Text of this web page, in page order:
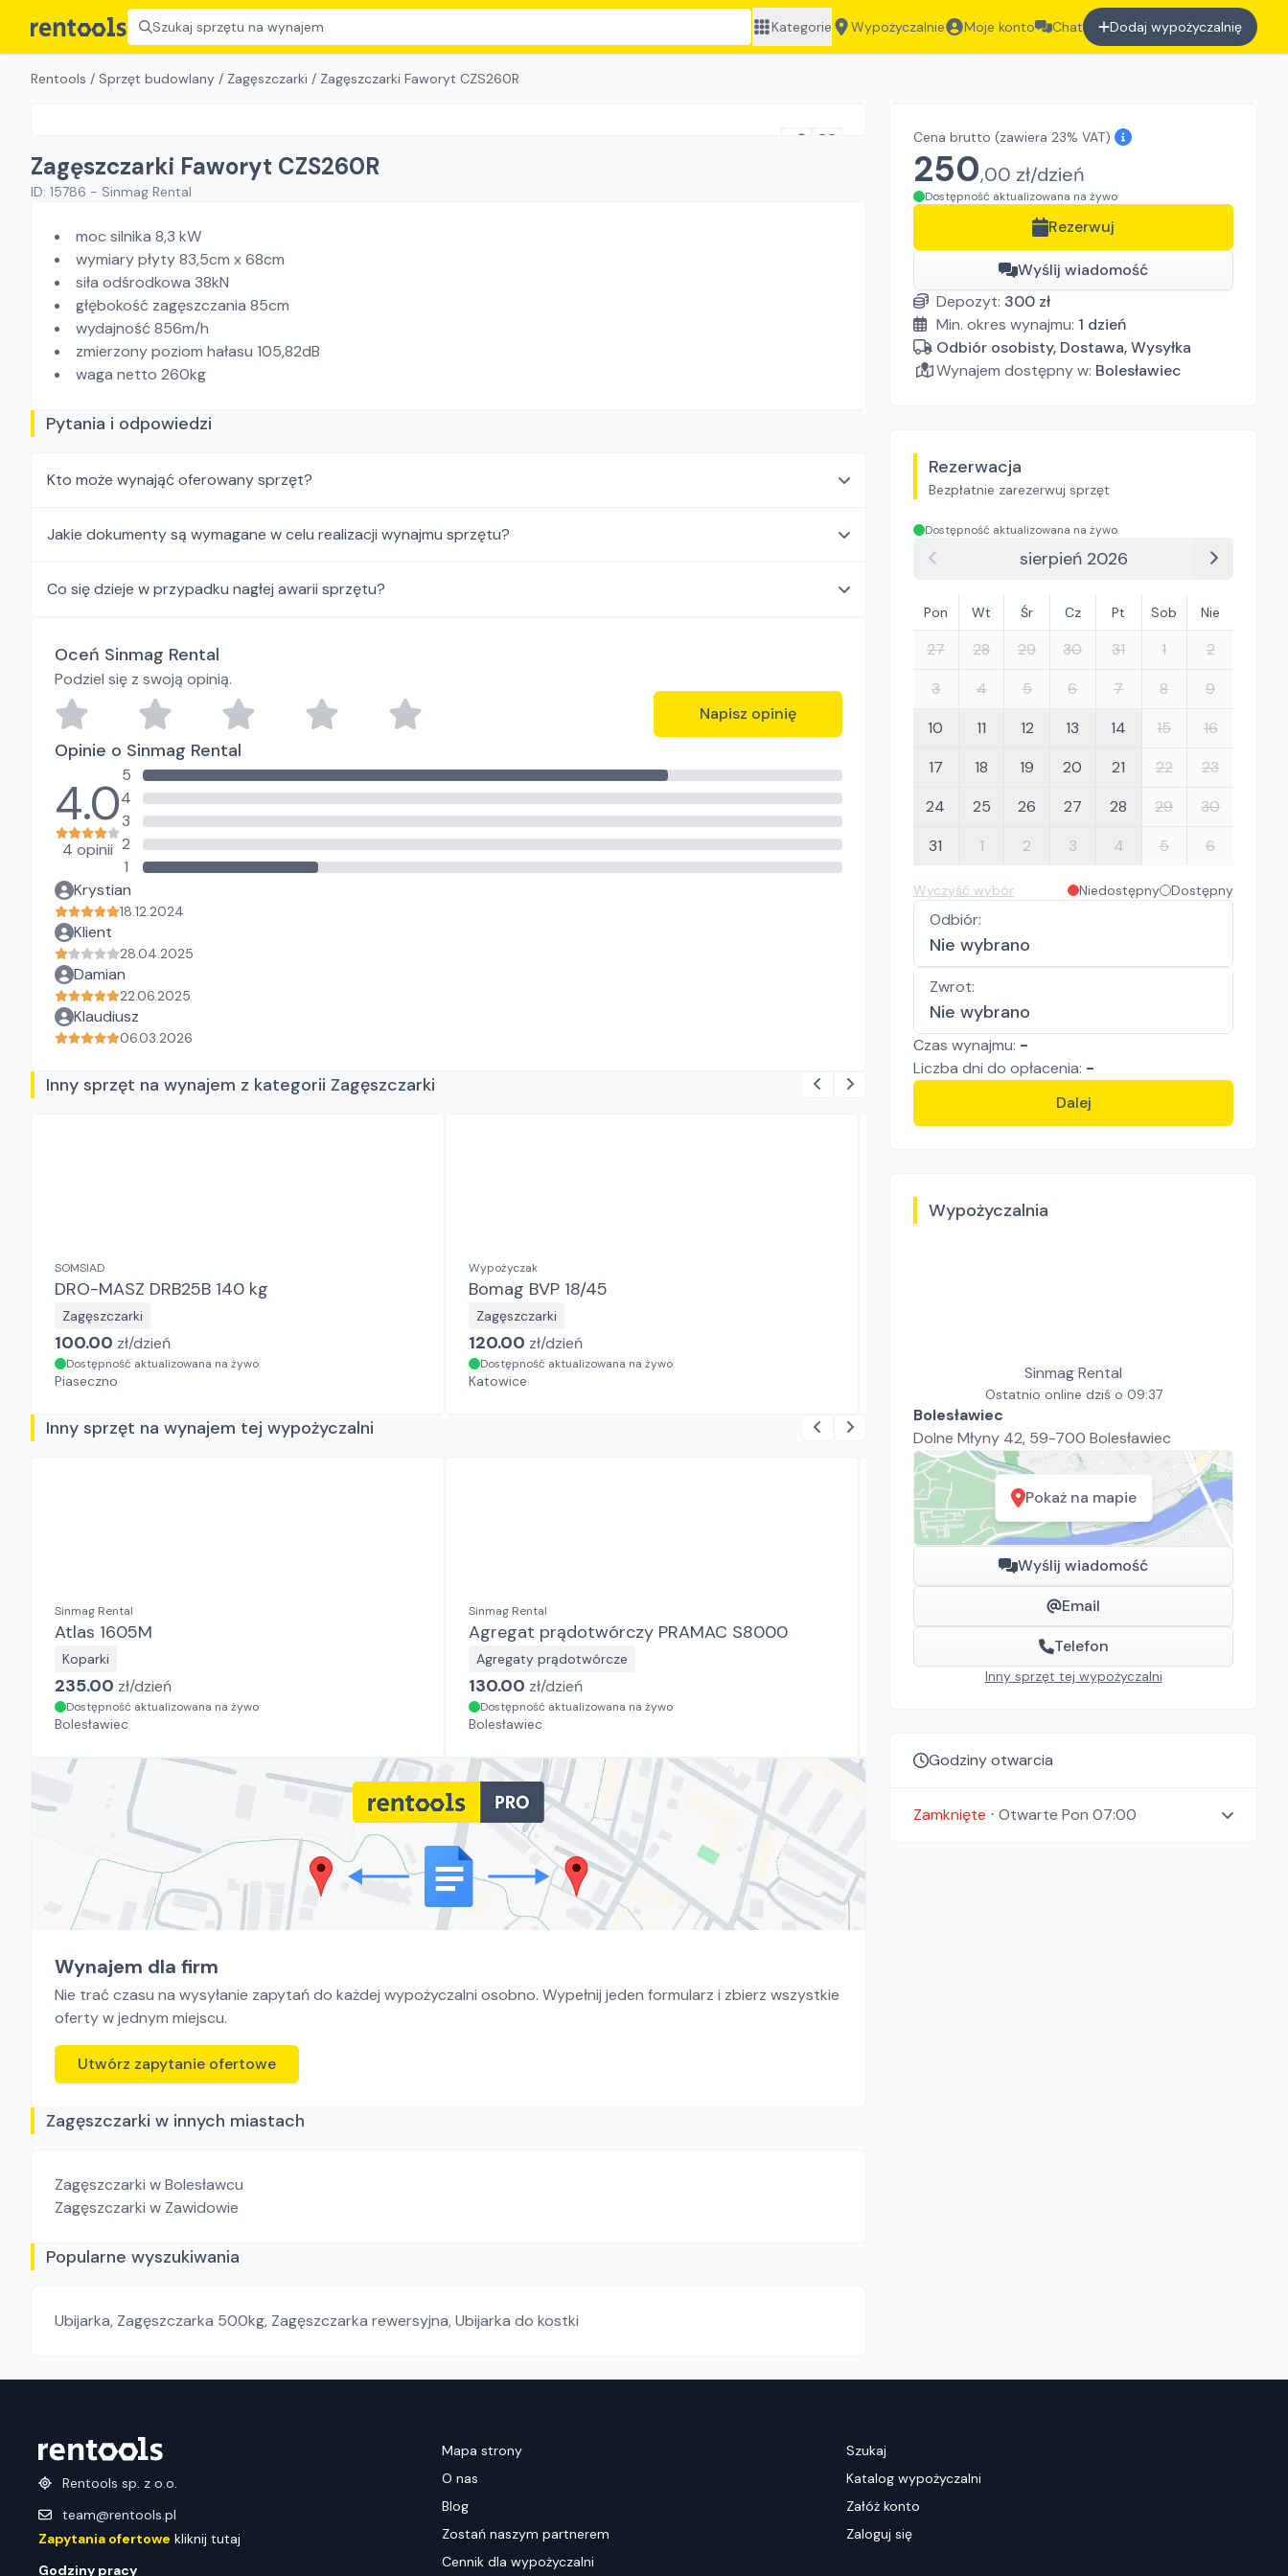
Szukaj sprzętu na wynajem Kategorie Wypożyczalnie Moje konto Chat Dodaj wypożyczalnię
Rentools / Sprzęt budowlany / Zagęszczarki / Zagęszczarki Faworyt CZS260R
Zagęszczarki Faworyt CZS260R
ID: 15786 - Sinmag Rental
Cena brutto (zawiera 23% VAT)
250,00 zł/dzień
Dostępność aktualizowana na żywo
Rezerwuj
Wyślij wiadomość
Depozyt: 300 zł
Min. okres wynajmu: 1 dzień
Odbiór osobisty, Dostawa, Wysyłka
Wynajem dostępny w: Bolesławiec
Rezerwacja
Bezpłatnie zarezerwuj sprzęt
Dostępność aktualizowana na żywo
sierpień 2026
Pon Wt Śr Cz Pt Sob Nie
27 28 29 30 31 1
2
3
4 5 6 7 8
9
10
11 12 13 14 15
16
17
18 19 20 21 22
23
24
25 26 27 28 29
30
31
1 2 3 4 5 6
Wyczyść wybór Niedostępny Dostępny
Odbiór:
Nie wybrano
Zwrot:
Nie wybrano
Czas wynajmu: -
Liczba dni do opłacenia: -
Dalej
Wypożyczalnia
Sinmag Rental
Ostatnio online dziś o 09:37
Bolesławiec
Dolne Młyny 42, 59-700 Bolesławiec
Pokaż na mapie
Wyślij wiadomość
Email
Telefon
Inny sprzęt tej wypożyczalni
Godziny otwarcia
Zamknięte ⋅ Otwarte Pon 07:00
moc silnika 8,3 kW
wymiary płyty 83,5cm x 68cm
siła odśrodkowa 38kN
głębokość zagęszczania 85cm
wydajność 856m/h
zmierzony poziom hałasu 105,82dB
waga netto 260kg
Pytania i odpowiedzi
Kto może wynająć oferowany sprzęt?
Jakie dokumenty są wymagane w celu realizacji wynajmu sprzętu?
Co się dzieje w przypadku nagłej awarii sprzętu?
Oceń Sinmag Rental
Podziel się z swoją opinią.
Napisz opinię
Opinie o Sinmag Rental
4.0
4 opinii
5
4
3
2
1
Krystian
18.12.2024
Klient
28.04.2025
Damian
22.06.2025
Klaudiusz
06.03.2026
Inny sprzęt na wynajem z kategorii Zagęszczarki
SOMSIAD
DRO-MASZ DRB25B 140 kg
Zagęszczarki
100.00 zł/dzień
Dostępność aktualizowana na żywo
Piaseczno
Wypożyczak
Bomag BVP 18/45
Zagęszczarki
120.00 zł/dzień
Dostępność aktualizowana na żywo
Katowice
Inny sprzęt na wynajem tej wypożyczalni
Sinmag Rental
Atlas 1605M
Koparki
235.00 zł/dzień
Dostępność aktualizowana na żywo
Bolesławiec
Sinmag Rental
Agregat prądotwórczy PRAMAC S8000
Agregaty prądotwórcze
130.00 zł/dzień
Dostępność aktualizowana na żywo
Bolesławiec
Żuraw POTAIN HDT 80
dzień
Wynajem dla firm
Nie trać czasu na wysyłanie zapytań do każdej wypożyczalni osobno. Wypełnij jeden formularz i zbierz wszystkie
oferty w jednym miejscu.
Utwórz zapytanie ofertowe
Zagęszczarki w innych miastach
Zagęszczarki w Bolesławcu
Zagęszczarki w Zawidowie
Popularne wyszukiwania
Ubijarka, Zagęszczarka 500kg, Zagęszczarka rewersyjna,Ubijarka do kostki
Rentools sp. z o.o.
team@rentools.pl
Zapytania ofertowe kliknij tutaj
Godziny pracy
Mapa strony
O nas
Blog
Zostań naszym partnerem
Cennik dla wypożyczalni
Szukaj
Katalog wypożyczalni
Załóż konto
Zaloguj się